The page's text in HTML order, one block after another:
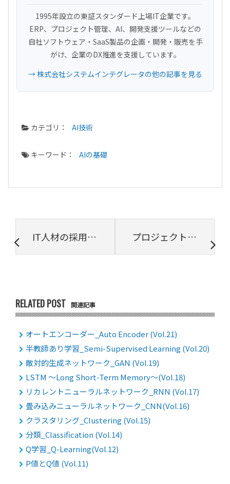
1995年設立の東証スタンダード上場IT企業です。
ERP、プロジェクト管理、AI、開発支援ツールなどの
自社ソフトウェア・SaaS製品の企画・開発・販売を手
がけ、企業のDX推進を支援しています。
→ 株式会社システムインテグレータの他の記事を見る
カテゴリ： AI技術
キーワード： AIの基礎
IT人材の採用で重視したい３つの能力 プロジェクト管理とチーム【プロジェクトは現場で起きているんだ！第28章】
RELATED POST 関連記事
オートエンコーダー_Auto Encoder (Vol.21)
半教師あり学習_Semi-Supervised Learning (Vol.20)
敵対的生成ネットワーク_GAN (Vol.19)
LSTM 〜Long Short-Term Memory〜(Vol.18)
リカレントニューラルネットワーク_RNN (Vol.17)
畳み込みニューラルネットワーク_CNN(Vol.16)
クラスタリング_Clustering (Vol.15)
分類_Classification (Vol.14)
Q学習_Q-Learning(Vol.12)
P値とQ値 (Vol.11)